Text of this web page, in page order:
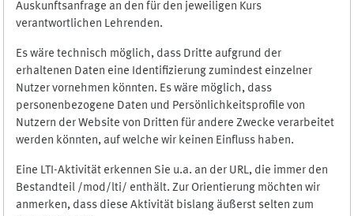
Auskunftsanfrage an den für den jeweiligen Kurs
verantwortlichen Lehrenden.
Es wäre technisch möglich, dass Dritte aufgrund der
erhaltenen Daten eine Identifizierung zumindest einzelner
Nutzer vornehmen könnten. Es wäre möglich, dass
personenbezogene Daten und Persönlichkeitsprofile von
Nutzern der Website von Dritten für andere Zwecke verarbeitet
werden könnten, auf welche wir keinen Einfluss haben.
Eine LTI-Aktivität erkennen Sie u.a. an der URL, die immer den
Bestandteil /mod/lti/ enthält. Zur Orientierung möchten wir
anmerken, dass diese Aktivität bislang äußerst selten zum